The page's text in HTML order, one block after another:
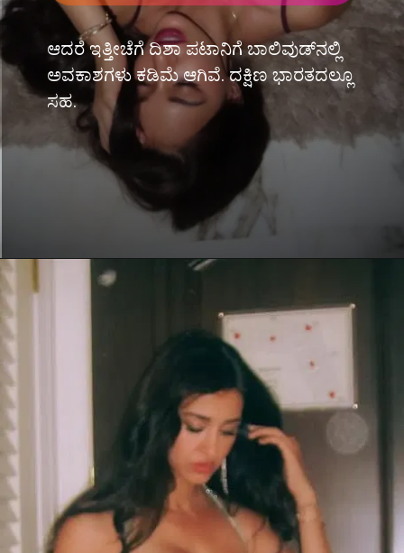
ಆದರೆ ಇತ್ತೀಚೆಗೆ ದಿಶಾ ಪಟಾನಿಗೆ ಬಾಲಿವುಡ್​ನಲ್ಲಿ
ಅವಕಾಶಗಳು ಕಡಿಮೆ ಆಗಿವೆ. ದಕ್ಷಿಣ ಭಾರತದಲ್ಲೂ
ಸಹ.